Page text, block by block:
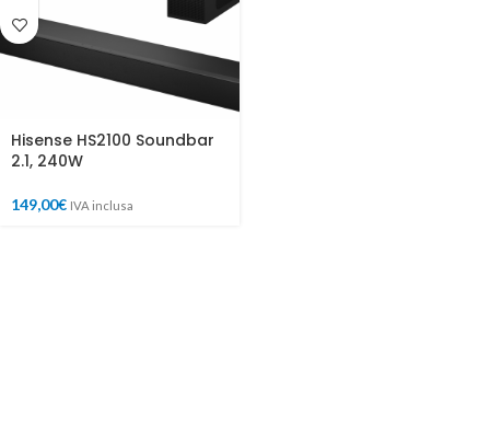
Hisense HS2100 Soundbar
2.1, 240W
149,00€ IVA inclusa